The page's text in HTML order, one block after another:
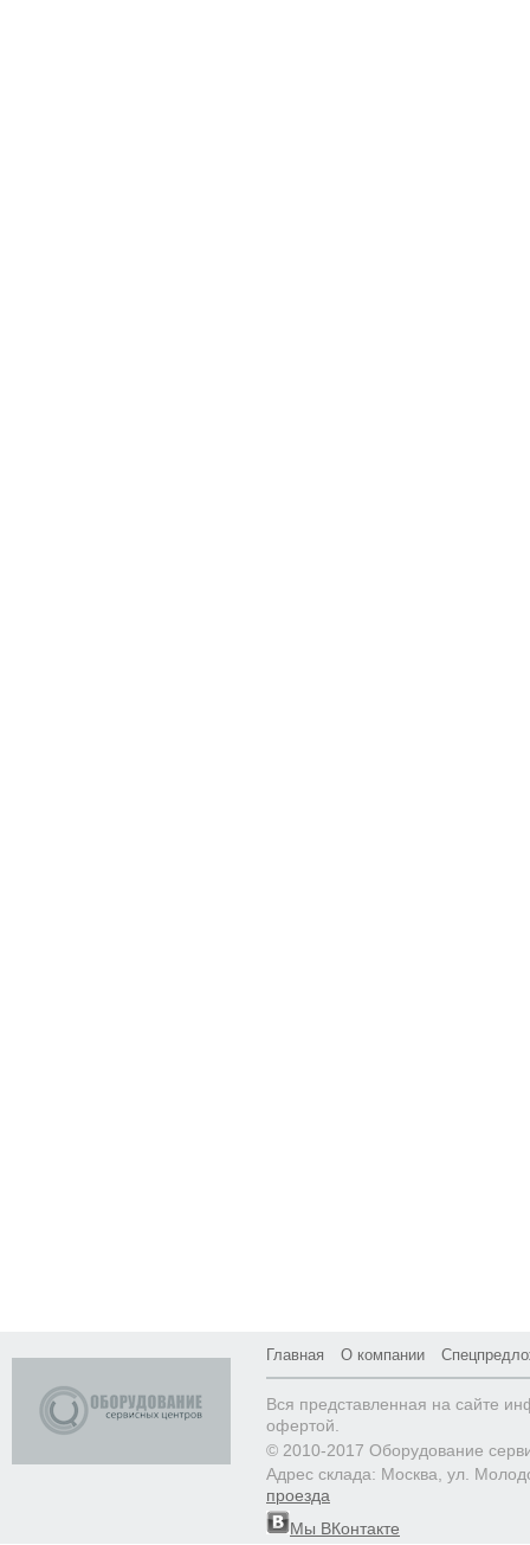
Главная О компании
Вся представленная на сайте
офертой.
© 2010-2017 Оборудование
Адрес склада: Москва, ул.
проезда
Мы ВКонтакте